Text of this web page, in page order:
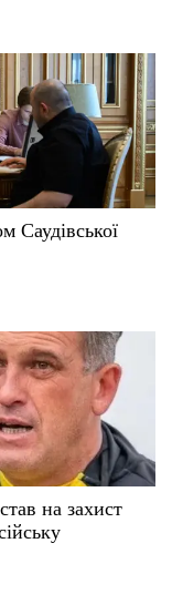
Саудівської
на захист